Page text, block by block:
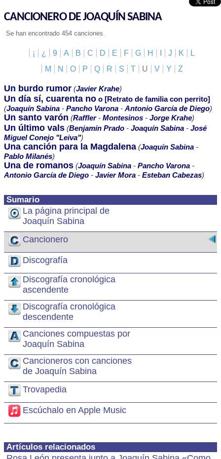
CANCIONERO DE JOAQUÍN SABINA
Se han encontrado 454 canciones.
¡ ¿ 9 A B C D E F G H J K
L
M
N O P Q R S T U V Y Z
Sumario
La página principal de
Joaquín Sabina
Cancionero
Discografía
Discografía cronológica
ascendente
Discografía cronológica
descendente
Canciones compuestas por
Joaquín Sabina
Cancioneros con canciones
de Joaquín Sabina
Trovapedia
Escúchalo en Apple Music
Artículos relacionados
Un burdo rumor (Javier Krahe)
Un día sí, cuarenta no o [Retrato de familia con perrito]
(Joaquín Sabina - Pancho Varona - Antonio García de Diego)
Un santo varón (Raffler- Montesinos - Jorge Krahe)
Un último vals (Benjamín Prado - Joaquín Sabina - José
Miguel Conejo "Leiva")
Una canción para la Magdalena (Joaquín Sabina -
Pablo Milanés)
Una de romanos (Joaquín Sabina - Pancho Varona -
Antonio García de Diego - Javier Mora - Esteban Cabezas)